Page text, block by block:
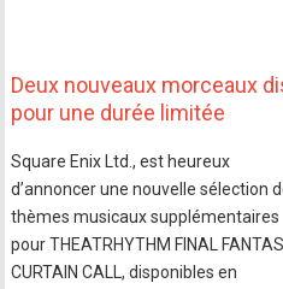
Deux nouveaux morceaux
pour une durée limitée
Square Enix Ltd., est heureux
d’annoncer une nouvelle sélection
thèmes musicaux supplémentaires
pour THEATRHYTHM FINAL
CURTAIN CALL, disponibles en